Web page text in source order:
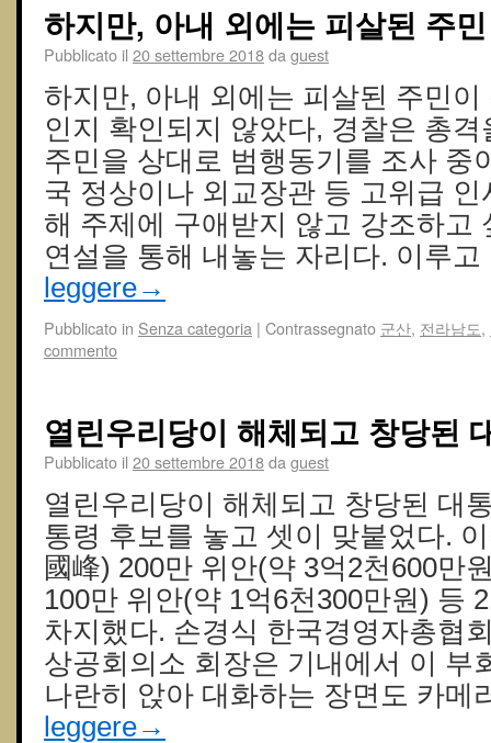
하지만, 아내 외에는 피살된 주민
Pubblicato il 20 settembre 2018da guest
하지만, 아내 외에는 피살된 주민
인지 확인되지 않았다, 경찰은 총
주민을 상대로 범행동기를 조사 중
국 정상이나 외교장관 등 고위급
해 주제에 구애받지 않고 강조하고
연설을 통해 내놓는 자리다. 이루
leggere→
Pubblicato in Senza categoria | Contrassegnato 군산, 전라남도,
commento
열린우리당이 해체되고 창당된
Pubblicato il 20 settembre 2018da guest
열린우리당이 해체되고 창당된 대
통령 후보를 놓고 셋이 맞붙었다.
國峰) 200만 위안(약 3억2천600만
100만 위안(약 1억6천300만원) 등
차지했다. 손경식 한국경영자총협
상공회의소 회장은 기내에서 이 부
나란히 앉아 대화하는 장면도 카
leggere→